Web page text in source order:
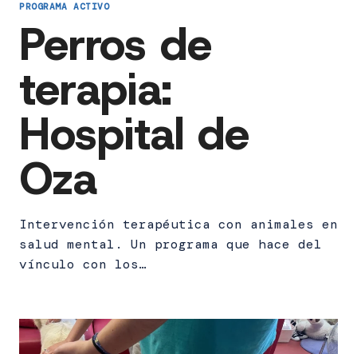
PROGRAMA ACTIVO
Perros de
terapia:
Hospital de
Oza
Intervención terapéutica con animales en
salud mental. Un programa que hace del
vínculo con los…